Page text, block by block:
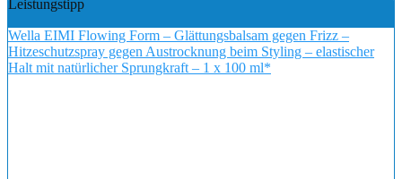
Leistungstipp
Wella EIMI Flowing Form – Glättungsbalsam gegen Frizz –
Hitzeschutzspray gegen Austrocknung beim Styling – elastischer
Halt mit natürlicher Sprungkraft – 1 x 100 ml*